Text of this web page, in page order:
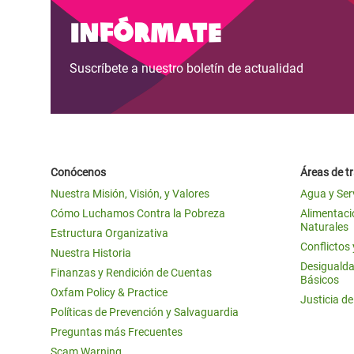
Conflictos y Desastres
Desigualdad Extrema y
Servicios Sociales Básicos
Gender, Rights, and Justice
en
en
Crisis
Crisis
#ActuaPorElClima
Erradiquemos el Sufrimiento Humano que
se Oculta tras los Alimentos
¡Basta! Acabemos con las violencias contra
ayuda
navegación
Infórmate
Suscríbete a nuestro boletín de actualidad
Conócenos
Nuestra Misión, Visión, y Valores
Cómo Luchamos Contra la Pobreza
Estructura Organizativa
Nuestra Historia
Finanzas y Rendición de Cuentas
Oxfam Policy & Practice
Políticas de Prevención y Salvaguardia
Preguntas más Frecuentes
Áreas de
Agua y
Naturales
Conflictos
Básicos
Justicia de